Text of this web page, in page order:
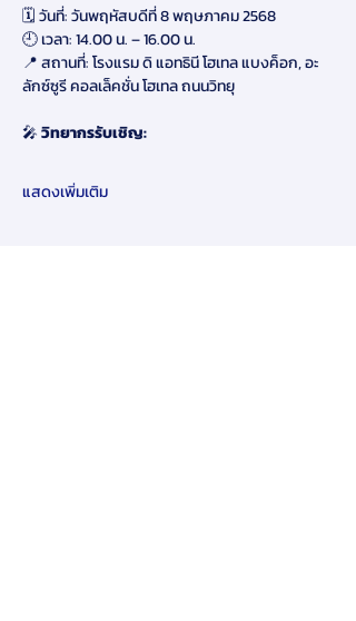
🗓️ วันที่: วันพฤหัสบดีที่ 8 พฤษภาคม 2568
🕘 เวลา: 14.00 น. – 16.00 น.
📍 สถานที่: โรงแรม ดิ แอทธินี โฮเทล แบงค็อก, อะ
ลักซ์ซูรี คอลเล็คชั่น โฮเทล ถนนวิทยุ
🎤 วิทยากรรับเชิญ:
แสดงเพิ่มเติม